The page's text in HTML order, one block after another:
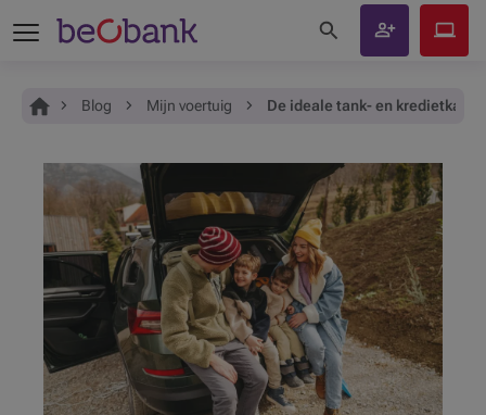
Je bent hier:
Home Blog Mijn voertuig De ideale tank- en